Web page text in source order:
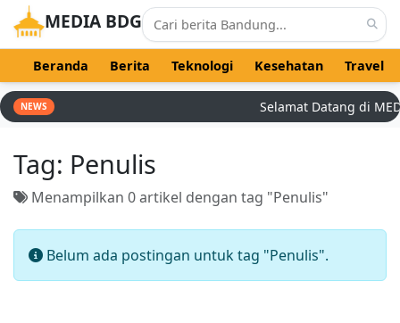
MEDIA BDG
Beranda Berita Teknologi Kesehatan Travel
NEWS Selamat Datang di
Tag: Penulis
Menampilkan 0 artikel dengan tag "Penulis"
Belum ada postingan untuk tag "Penulis".